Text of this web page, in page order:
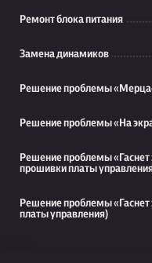
Ремонт блока питания
Замена динамиков
Решение проблемы
Решение проблемы «На
Решение проблемы «Гаснет
прошивки платы
Решение проблемы «Гаснет
платы управления)